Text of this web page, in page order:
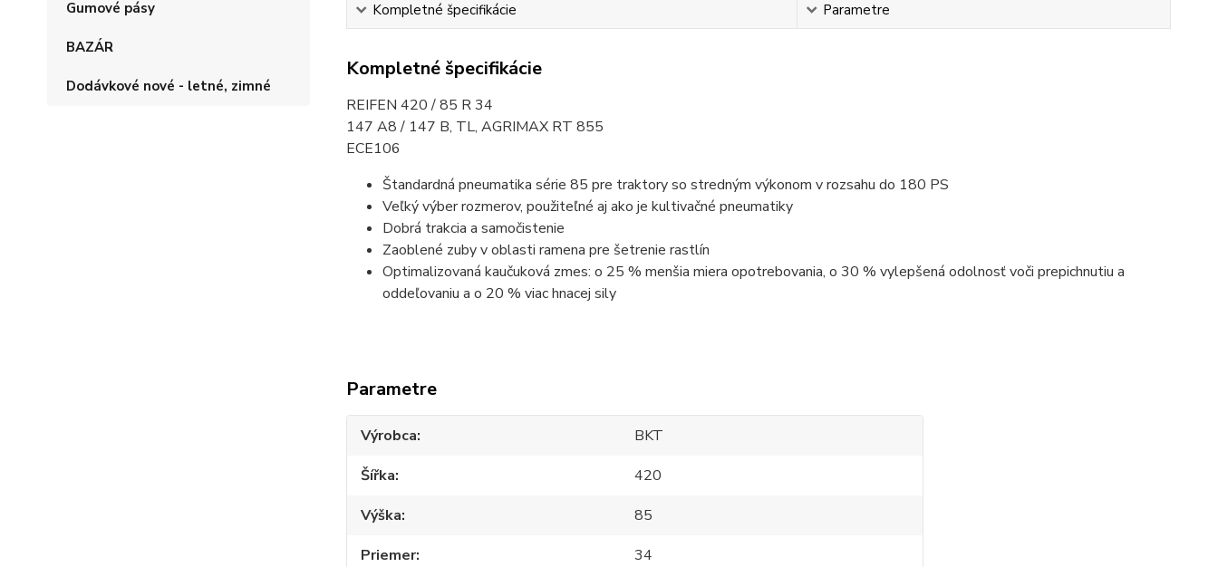
Gumové pásy
BAZÁR
Dodávkové nové - letné, zimné
Kompletné špecifikácie Parametre
Kompletné špecifikácie
REIFEN 420 / 85 R 34
147 A8 / 147 B, TL, AGRIMAX RT 855
ECE106
Štandardná pneumatika série 85 pre traktory so stredným výkonom v rozsahu do 180 PS
Veľký výber rozmerov, použiteľné aj ako je kultivačné pneumatiky
Dobrá trakcia a samočistenie
Zaoblené zuby v oblasti ramena pre šetrenie rastlín
Optimalizovaná kaučuková zmes: o 25 % menšia miera opotrebovania, o 30 % vylepšená odolnosť voči prepichnutiu a
oddeľovaniu a o 20 % viac hnacej sily
Parametre
Výrobca
BKT
Šířka
420
Výška
85
Priemer
34